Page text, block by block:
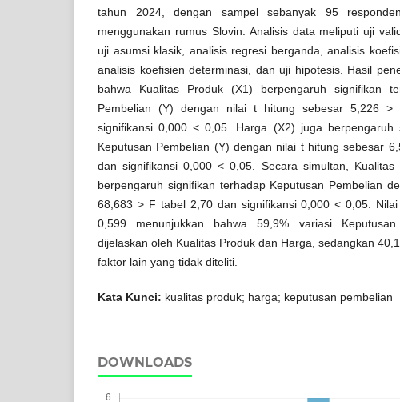
tahun 2024, dengan sampel sebanyak 95
menggunakan rumus Slovin. Analisis data meliputi uji
uji asumsi klasik, analisis regresi berganda, analisis
analisis koefisien determinasi, dan uji hipotesis. Hasil
bahwa Kualitas Produk (X1) berpengaruh signifikan
Pembelian (Y) dengan nilai t hitung sebesar 5,226
signifikansi 0,000 < 0,05. Harga (X2) juga berpengaruh
Keputusan Pembelian (Y) dengan nilai t hitung sebesar
dan signifikansi 0,000 < 0,05. Secara simultan, Kualitas
berpengaruh signifikan terhadap Keputusan Pembelian
68,683 > F tabel 2,70 dan signifikansi 0,000 < 0,05.
0,599 menunjukkan bahwa 59,9% variasi
dijelaskan oleh Kualitas Produk dan Harga, sedangkan
faktor lain yang tidak diteliti.
Kata Kunci: kualitas produk; harga; keputusan pembelian
DOWNLOADS